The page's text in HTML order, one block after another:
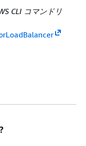
CLI コマンドリ